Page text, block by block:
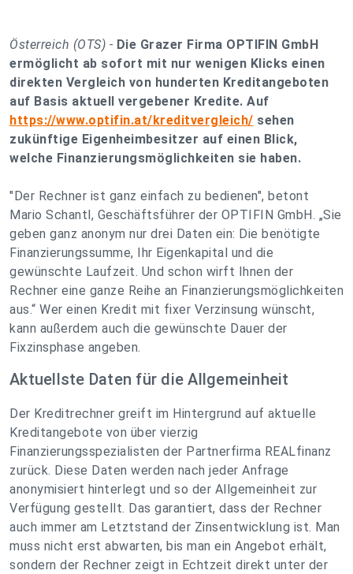
Österreich (OTS) - Die Grazer Firma OPTIFIN GmbH
ermöglicht ab sofort mit nur wenigen Klicks einen
direkten Vergleich von hunderten Kreditangeboten
auf Basis aktuell vergebener Kredite. Auf
https://www.optifin.at/kreditvergleich/ sehen
zukünftige Eigenheimbesitzer auf einen Blick,
welche Finanzierungsmöglichkeiten sie haben.
"Der Rechner ist ganz einfach zu bedienen", betont
Mario Schantl, Geschäftsführer der OPTIFIN GmbH. „Sie
geben ganz anonym nur drei Daten ein: Die benötigte
Finanzierungssumme, Ihr Eigenkapital und die
gewünschte Laufzeit. Und schon wirft Ihnen der
Rechner eine ganze Reihe an Finanzierungsmöglichkeiten
aus.“ Wer einen Kredit mit fixer Verzinsung wünscht,
kann außerdem auch die gewünschte Dauer der
Fixzinsphase angeben.
Aktuellste Daten für die Allgemeinheit
Der Kreditrechner greift im Hintergrund auf aktuelle
Kreditangebote von über vierzig
Finanzierungsspezialisten der Partnerfirma REALfinanz
zurück. Diese Daten werden nach jeder Anfrage
anonymisiert hinterlegt und so der Allgemeinheit zur
Verfügung gestellt. Das garantiert, dass der Rechner
auch immer am Letztstand der Zinsentwicklung ist. Man
muss nicht erst abwarten, bis man ein Angebot erhält,
sondern der Rechner zeigt in Echtzeit direkt unter der